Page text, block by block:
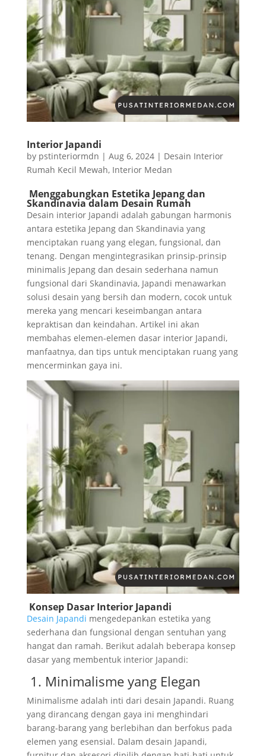
Interior Japandi
by pstinteriormdn | Aug 6, 2024| Desain Interior
Rumah Kecil Mewah, Interior Medan
Menggabungkan Estetika Jepang dan
Skandinavia dalam Desain Rumah
Desain interior Japandi adalah gabungan harmonis
antara estetika Jepang dan Skandinavia yang
menciptakan ruang yang elegan, fungsional, dan
tenang. Dengan mengintegrasikan prinsip-prinsip
minimalis Jepang dan desain sederhana namun
fungsional dari Skandinavia, Japandi menawarkan
solusi desain yang bersih dan modern, cocok untuk
mereka yang mencari keseimbangan antara
kepraktisan dan keindahan. Artikel ini akan
membahas elemen-elemen dasar interior Japandi,
manfaatnya, dan tips untuk menciptakan ruang yang
mencerminkan gaya ini.
Konsep Dasar Interior Japandi
Desain Japandi mengedepankan estetika yang
sederhana dan fungsional dengan sentuhan yang
hangat dan ramah. Berikut adalah beberapa konsep
dasar yang membentuk interior Japandi:
1. Minimalisme yang Elegan
Minimalisme adalah inti dari desain Japandi. Ruang
yang dirancang dengan gaya ini menghindari
barang-barang yang berlebihan dan berfokus pada
elemen yang esensial. Dalam desain Japandi,